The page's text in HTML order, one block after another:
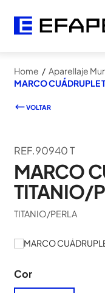
Home / Aparellaje
MARCO CUÁDRUPLE
VOLTAR
REF.90940 T
MARCO
TITANIO/
TITANIO/PERLA
Cor